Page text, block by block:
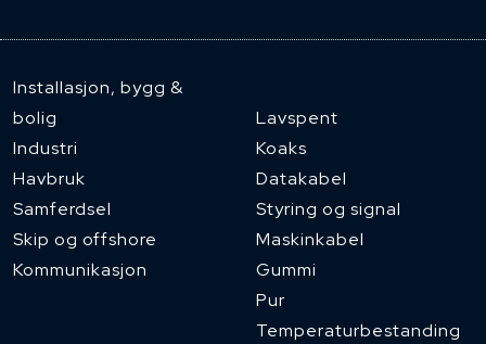
Installasjon, bygg &
bolig
Industri
Havbruk
Samferdsel
Skip og offshore
Kommunikasjon
Lavspent
Koaks
Datakabel
Styring og signal
Maskinkabel
Gummi
Pur
Temperaturbestanding